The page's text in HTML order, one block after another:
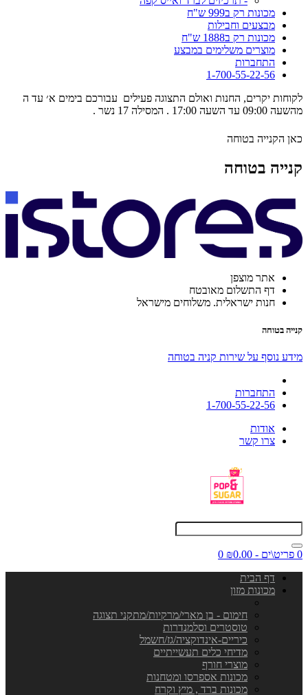
מכונות רק ב999 ש"ח
מבצעים וחבילות
מכונות רק ב1888 ש"ח
מוצרים משלימים במבצע
התחברות
1-700-55-22-56
לקוחות יקרים, החנות ואולם התצוגה פעילים עבורכם בימים א׳ עד ה
מהשעה 09:00 עד השעה 17:00 . המסילה 17 נשר .
כאן הקנייה בטוחה
קנייה בטוחה
אתר מוצפן
דף התשלום מאובטח
חנות ישראלית. משלוחים מישראל
קנייה בטוחה
מידע נוסף על שירות קניה בטוחה
התחברות
1-700-55-22-56
אודות
צרו קשר
0 פריט\ים - ₪0.00
0
דף הבית
מכונות מזון
חימום - בן מארי/מרקיות/מתקני תצוגה
טוסטרים וסלמנדרות
כיריים-אינדוקציה/גז/חשמל
מדיחי כלים תעשייתיים
מוצרי חורף
מכונות אספרסו ומטחנות
מכונות ברד , מיץ וקרח